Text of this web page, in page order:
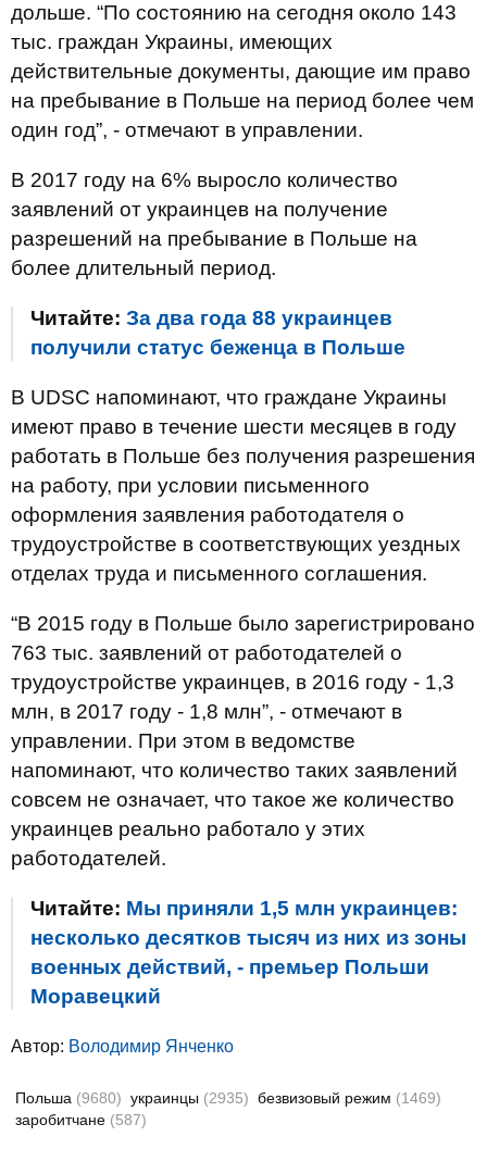
дольше. “По состоянию на сегодня около 143
тыс. граждан Украины, имеющих
действительные документы, дающие им право
на пребывание в Польше на период более чем
один год”, - отмечают в управлении.
В 2017 году на 6% выросло количество
заявлений от украинцев на получение
разрешений на пребывание в Польше на
более длительный период.
Читайте: За два года 88 украинцев
получили статус беженца в Польше
В UDSC напоминают, что граждане Украины
имеют право в течение шести месяцев в году
работать в Польше без получения разрешения
на работу, при условии письменного
оформления заявления работодателя о
трудоустройстве в соответствующих уездных
отделах труда и письменного соглашения.
“В 2015 году в Польше было зарегистрировано
763 тыс. заявлений от работодателей о
трудоустройстве украинцев, в 2016 году - 1,3
млн, в 2017 году - 1,8 млн”, - отмечают в
управлении. При этом в ведомстве
напоминают, что количество таких заявлений
совсем не означает, что такое же количество
украинцев реально работало у этих
работодателей.
Читайте: Мы приняли 1,5 млн украинцев:
несколько десятков тысяч из них из зоны
военных действий, - премьер Польши
Моравецкий
Автор: Володимир Янченко
Польша (9680) украинцы (2935) безвизовый режим (1469)
заробитчане (587)